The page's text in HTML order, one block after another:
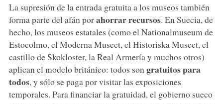
La supresión de la entrada gratuita a los museos también
forma parte del afán porahorrar recursos. En Suecia, de
hecho, los museos estatales (como el Nationalmuseum de
Estocolmo, el Moderna Museet, el Historiska Museet, el
castillo de Skokloster, la Real Armería y muchos otros)
aplican el modelo británico: todos son gratuitos para
todos, y sólo se paga por visitar las exposiciones
temporales. Para financiar la gratuidad, el gobierno sueco